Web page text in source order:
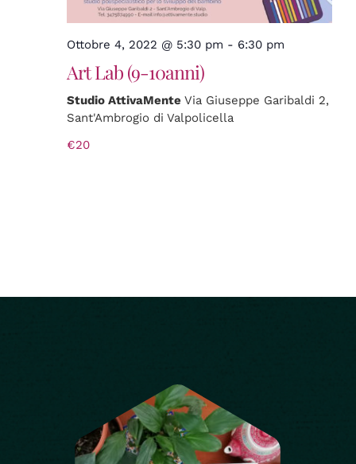
Ottobre 4, 2022 @ 5:30 pm - 6:30 pm
Art Lab (9-10anni)
Studio AttivaMente Via Giuseppe Garibaldi 2,
Sant'Ambrogio di Valpolicella
€20